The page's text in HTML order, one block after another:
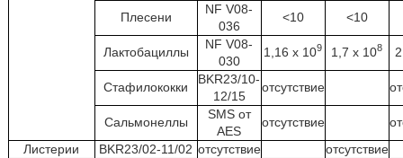
Плесени
NF V08-
036
<10 <10
Лактобациллы
NF V08-
030
1,16 х 109 1,7 х 108
Стафилококки
BKR23/10-
12/15
отсутствие
Сальмонеллы
SMS от
AES
отсутствие
Листерии
BKR23/02-11/02 отсутствие отсутствие